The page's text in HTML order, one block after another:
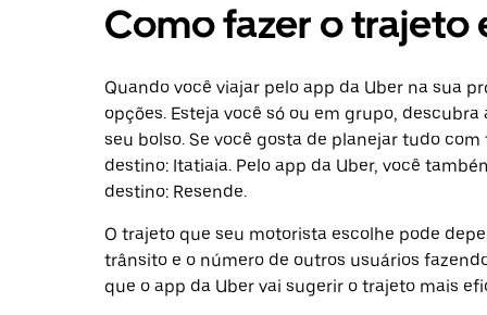
Como fazer o trajeto
Quando você viajar pelo app da Uber na sua
opções. Esteja você só ou em grupo,
seu bolso. Se você gosta de planejar tudo
destino: Itatiaia. Pelo app da Uber, você
destino: Resende.
O trajeto que seu motorista escolhe pode
trânsito e o número de outros usuários
que o app da Uber vai sugerir o trajeto mais